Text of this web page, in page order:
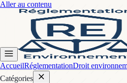
Aller au contenu
AccueilRéglementationDroit
Catégories